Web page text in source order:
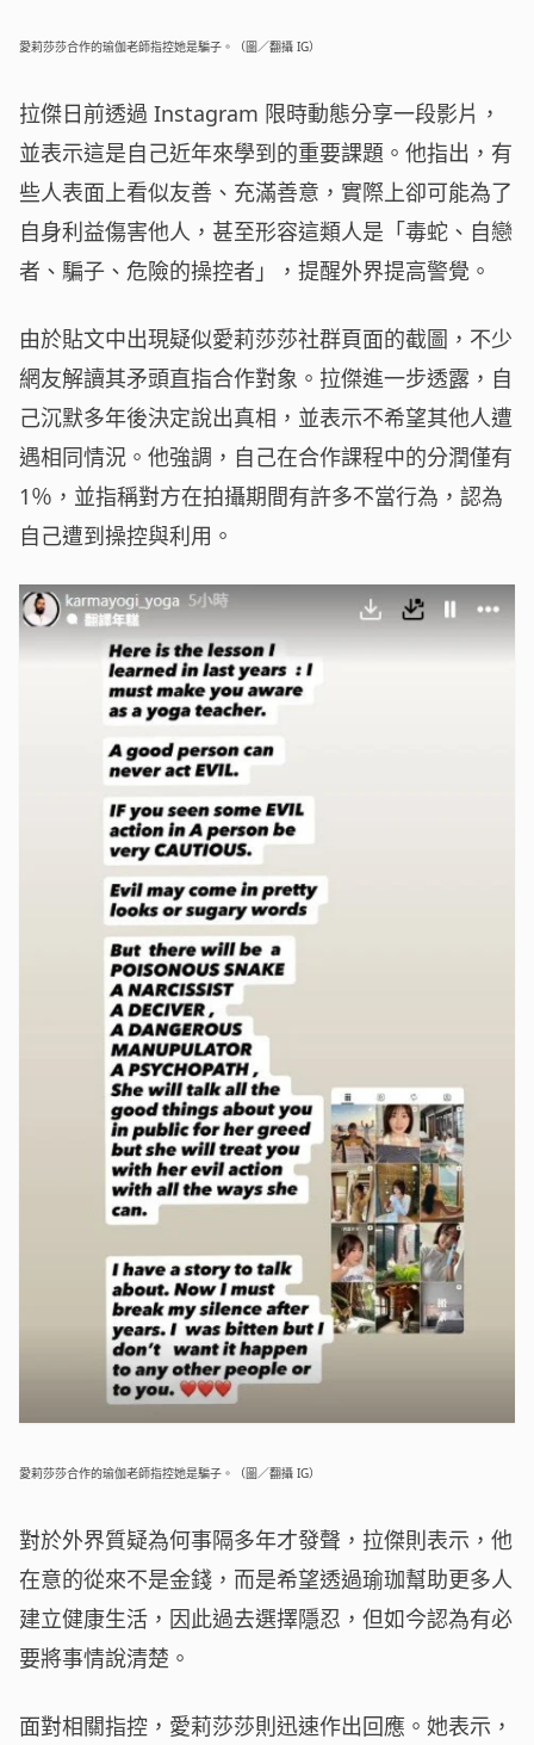
愛莉莎莎合作的瑜伽老師指控她是騙子。（圖／翻攝 IG）
拉傑日前透過 Instagram 限時動態分享一段影片，
並表示這是自己近年來學到的重要課題。他指出，有
些人表面上看似友善、充滿善意，實際上卻可能為了
自身利益傷害他人，甚至形容這類人是「毒蛇、自戀
者、騙子、危險的操控者」，提醒外界提高警覺。
由於貼文中出現疑似愛莉莎莎社群頁面的截圖，不少
網友解讀其矛頭直指合作對象。拉傑進一步透露，自
己沉默多年後決定說出真相，並表示不希望其他人遭
遇相同情況。他強調，自己在合作課程中的分潤僅有
1％，並指稱對方在拍攝期間有許多不當行為，認為
自己遭到操控與利用。
愛莉莎莎合作的瑜伽老師指控她是騙子。（圖／翻攝 IG）
對於外界質疑為何事隔多年才發聲，拉傑則表示，他
在意的從來不是金錢，而是希望透過瑜珈幫助更多人
建立健康生活，因此過去選擇隱忍，但如今認為有必
要將事情說清楚。
面對相關指控，愛莉莎莎則迅速作出回應。她表示，